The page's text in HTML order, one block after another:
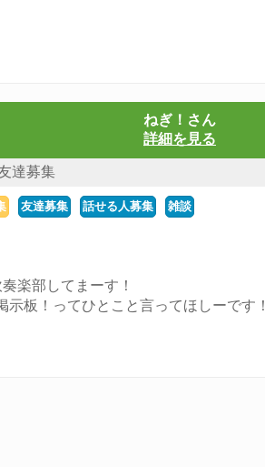
ねぎ！さん
詳細を見る
達募集
友達募集 話せる人募集 雑談
楽部してまーす！
示板！ってひとこと言ってほしーです！